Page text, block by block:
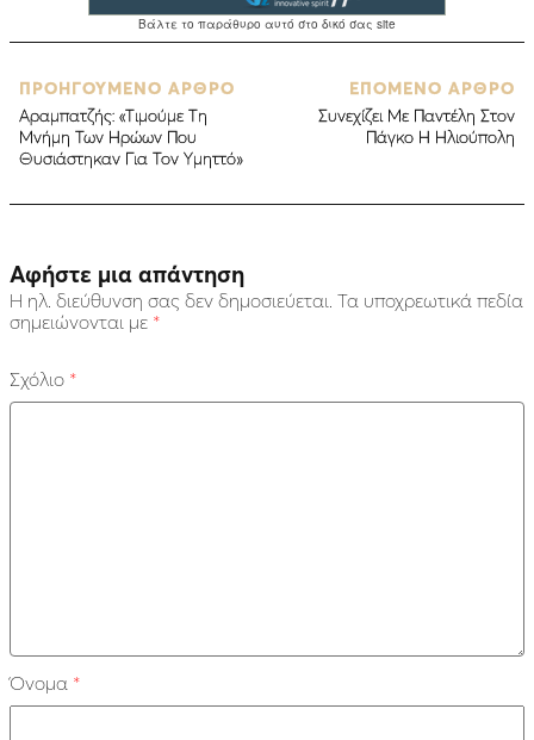
ΠΡΟΗΓΟΥΜΕΝΟ ΑΡΘΡΟ
Αραμπατζής: «Τιμούμε Τη
Μνήμη Των Ηρώων Που
Θυσιάστηκαν Για Τον Υμηττό»
ΕΠΟΜΕΝΟ ΑΡΘΡΟ
Συνεχίζει Με Παντέλη Στον
Πάγκο Η Ηλιούπολη
Αφήστε μια απάντηση
Η ηλ. διεύθυνση σας δεν δημοσιεύεται. Τα υποχρεωτικά πεδία
σημειώνονται με *
Σχόλιο *
Όνομα *